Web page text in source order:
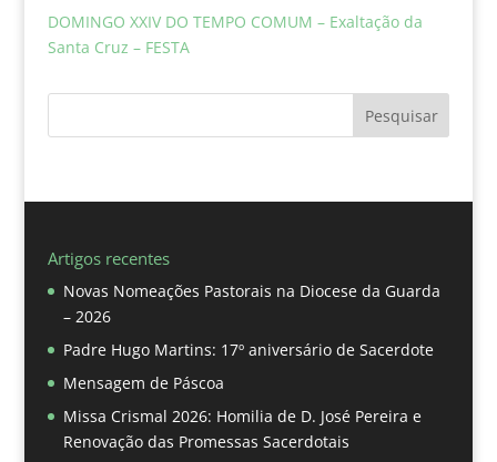
DOMINGO XXIV DO TEMPO COMUM – Exaltação da
Santa Cruz – FESTA
Pesquisar
Artigos recentes
Novas Nomeações Pastorais na Diocese da Guarda
– 2026
Padre Hugo Martins: 17º aniversário de Sacerdote
Mensagem de Páscoa
Missa Crismal 2026: Homilia de D. José Pereira e
Renovação das Promessas Sacerdotais